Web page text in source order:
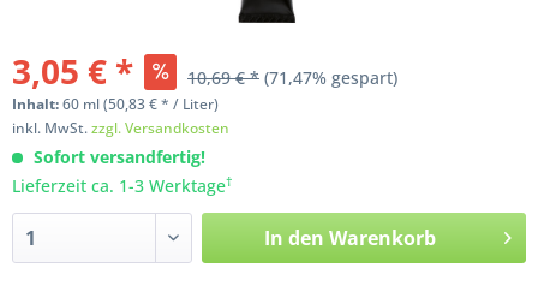
3,05 € * 10,69 € * (71,47% gespart)
Inhalt:60 ml(50,83 € * / Liter)
inkl. MwSt.zzgl. Versandkosten
Sofort versandfertig!
Lieferzeit ca. 1-3 Werktage†
In den Warenkorb